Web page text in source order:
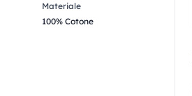
Materiale
100% Cotone